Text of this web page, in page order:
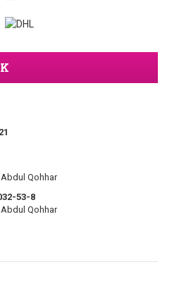
Qohhar
53-8
Qohhar